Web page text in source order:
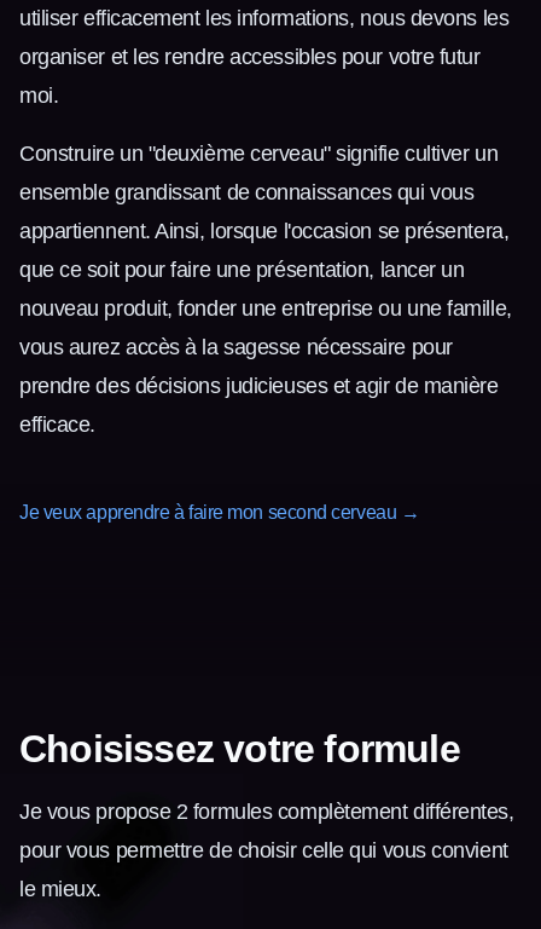
utiliser efficacement les informations, nous devons les
organiser et les rendre accessibles pour votre futur
moi.
Construire un "deuxième cerveau" signifie cultiver un
ensemble grandissant de connaissances qui vous
appartiennent. Ainsi, lorsque l'occasion se présentera,
que ce soit pour faire une présentation, lancer un
nouveau produit, fonder une entreprise ou une famille,
vous aurez accès à la sagesse nécessaire pour
prendre des décisions judicieuses et agir de manière
efficace.
Je veux apprendre à faire mon second cerveau →
Choisissez votre formule
Je vous propose 2 formules complètement différentes,
pour vous permettre de choisir celle qui vous convient
le mieux.